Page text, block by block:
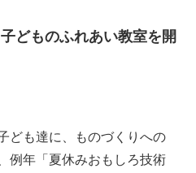
どものふれあい教室を開
ども達に、ものづくりへの
例年「夏休みおもしろ技術